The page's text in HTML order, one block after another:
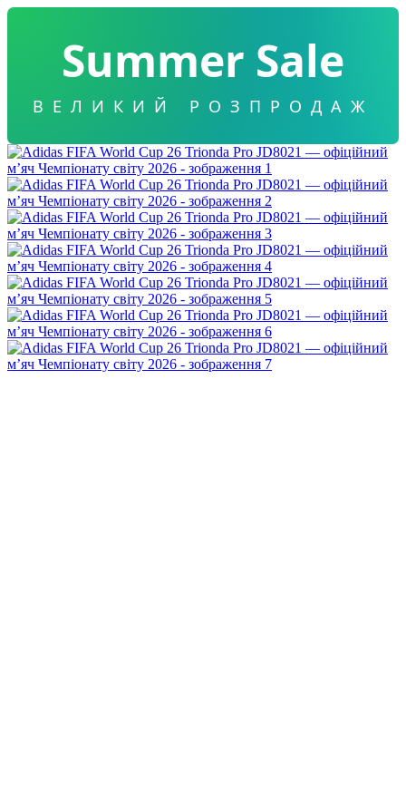
Summer Sale
ВЕЛИКИЙ РОЗПРОДАЖ